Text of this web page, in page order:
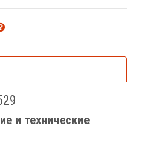
и технические